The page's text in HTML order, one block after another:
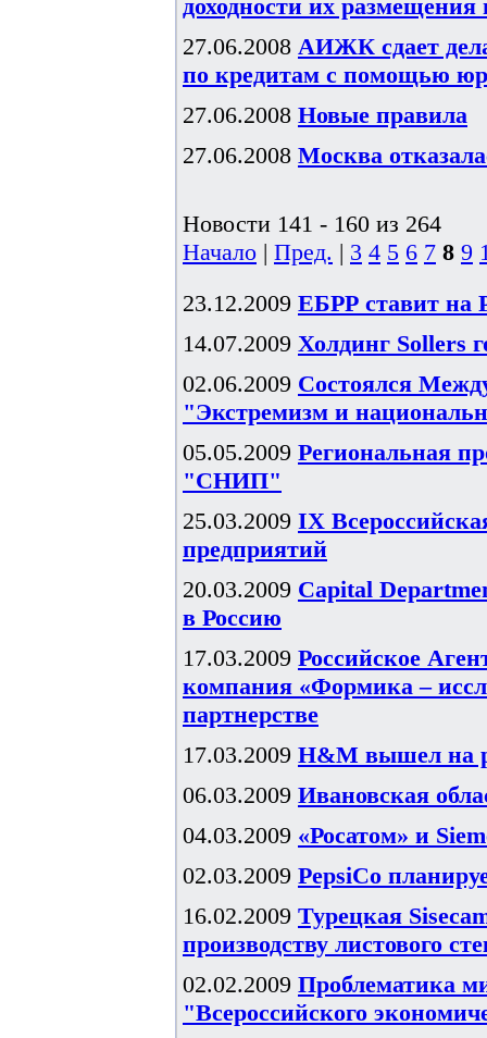
доходности их размещения
27.06.2008 АИЖК сдает
по кредитам с помощью
27.06.2008 Новые правила
27.06.2008 Москва
Новости 141 - 160 из 264
Начало | Пред. | 3 4 5 6 7 8 9
23.12.2009 ЕБРР ставит на
14.07.2009 Холдинг Sollers
02.06.2009 Состоялся
"Экстремизм и
05.05.2009 Региональная
"СНИП"
25.03.2009 IX
предприятий
20.03.2009 Capital
в Россию
17.03.2009 Российское
компания «Формика –
партнерстве
17.03.2009 H&M вышел на
06.03.2009 Ивановская
04.03.2009 «Росатом» и
02.03.2009 PepsiCo
16.02.2009 Турецкая
производству листового
02.02.2009 Проблематика
"Всероссийского